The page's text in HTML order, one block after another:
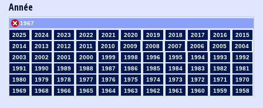
Année
2025 2024 2023 2022 2021 2020 2019 2018 2017 2016
2015
2014
2013 2012 2011 2010 2009 2008 2007 2006 2005
2004
2003
2002 2001 2000 1999 1998 1996 1995 1994 1993
1992
1991
1990 1989 1988 1987 1986 1985 1984 1983 1982
1981
1980
1979 1978 1977 1976 1975 1974 1973 1972 1971
1970
1969
1968
1967
1966 1965 1964 1963 1962 1961 1960 1959
1958